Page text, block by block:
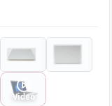
Video